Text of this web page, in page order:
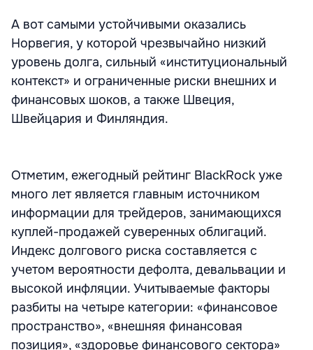
А вот самыми устойчивыми оказались
Норвегия, у которой чрезвычайно низкий
уровень долга, сильный «институциональный
контекст» и ограниченные риски внешних и
финансовых шоков, а также Швеция,
Швейцария и Финляндия.
Отметим, ежегодный рейтинг BlackRock уже
много лет является главным источником
информации для трейдеров, занимающихся
куплей-продажей суверенных облигаций.
Индекс долгового риска составляется с
учетом вероятности дефолта, девальвации и
высокой инфляции. Учитываемые факторы
разбиты на четыре категории: «финансовое
пространство», «внешняя финансовая
позиция», «здоровье финансового сектора»